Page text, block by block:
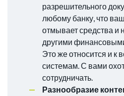
разрешительного
любому банку, что
отмывает средства и
другими
Это же относится и
системам. С вами
сотрудничать.
Разнообразие